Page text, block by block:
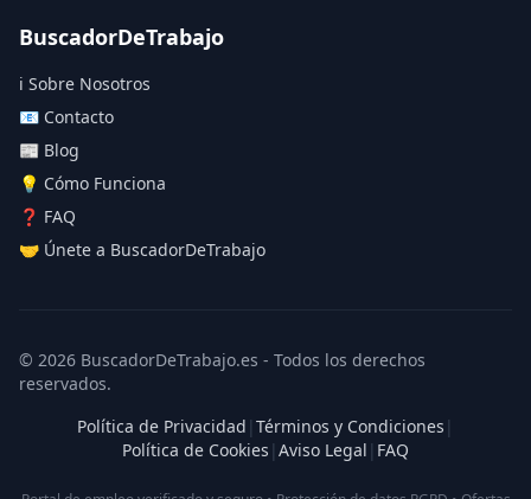
BuscadorDeTrabajo
ℹ️ Sobre Nosotros
📧 Contacto
📰 Blog
💡 Cómo Funciona
❓ FAQ
🤝 Únete a BuscadorDeTrabajo
© 2026 BuscadorDeTrabajo.es - Todos los derechos
reservados.
Política de Privacidad | Términos y Condiciones |
Política de Cookies | Aviso Legal | FAQ